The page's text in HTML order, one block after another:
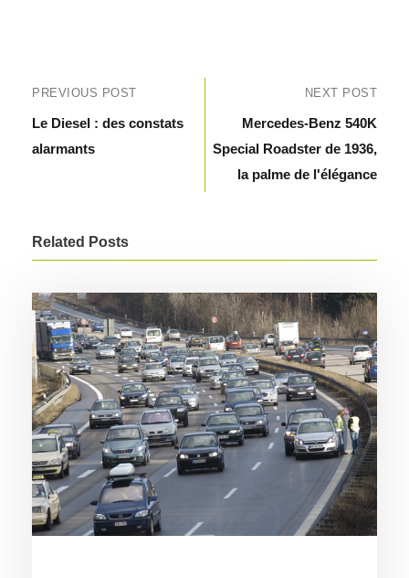
PREVIOUS POST
Le Diesel : des constats
alarmants
NEXT POST
Mercedes-Benz 540K
Special Roadster de 1936,
la palme de l'élégance
Related Posts